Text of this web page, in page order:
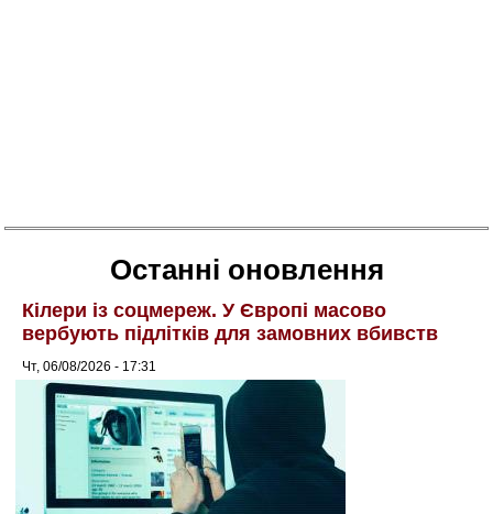
Останні оновлення
Кілери із соцмереж. У Європі масово
вербують підлітків для замовних вбивств
Чт, 06/08/2026 - 17:31